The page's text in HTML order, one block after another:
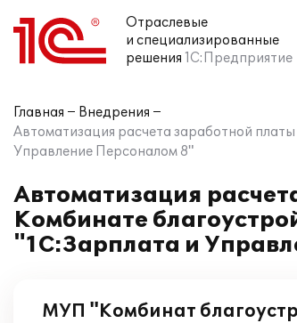
Отраслевые
и специализированные
решения 1С:Предприятие
Главная
Внедрения
Автоматизация расчета заработной
Управление Персоналом 8"
Автоматизация
Комбинате
"1С:Зарплата и
МУП "Комбинат